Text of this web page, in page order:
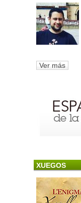
Ver más
XUEGOS